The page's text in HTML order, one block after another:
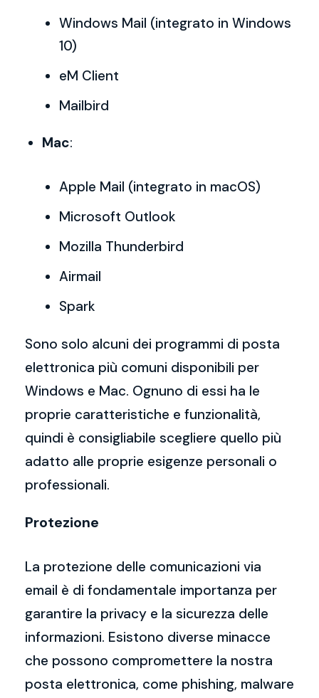
Windows Mail (integrato in Windows
10)
eM Client
Mailbird
Mac:
Apple Mail (integrato in macOS)
Microsoft Outlook
Mozilla Thunderbird
Airmail
Spark
Sono solo alcuni dei programmi di posta
elettronica più comuni disponibili per
Windows e Mac. Ognuno di essi ha le
proprie caratteristiche e funzionalità,
quindi è consigliabile scegliere quello più
adatto alle proprie esigenze personali o
professionali.
Protezione
La protezione delle comunicazioni via
email è di fondamentale importanza per
garantire la privacy e la sicurezza delle
informazioni. Esistono diverse minacce
che possono compromettere la nostra
posta elettronica, come phishing, malware